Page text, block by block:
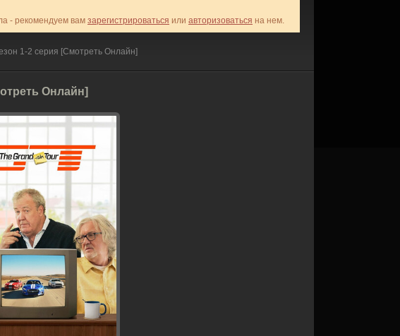
- рекомендуем вам зарегистрироваться или авторизоваться на нем.
1-2 серия [Смотреть Онлайн]
Онлайн]